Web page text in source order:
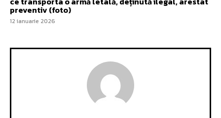
preventiv (foto)
12 ianuarie 2026